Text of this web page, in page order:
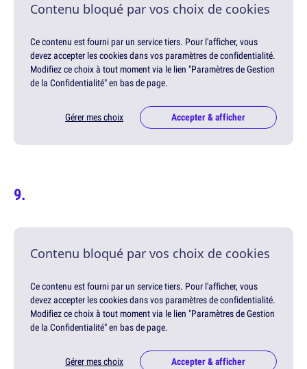
Contenu bloqué par vos choix de cookies
Ce contenu est fourni par un service tiers. Pour l'afficher, vous
devez accepter les cookies dans vos paramètres de confidentialité.
Modifiez ce choix à tout moment via le lien "Paramètres de Gestion
de la Confidentialité" en bas de page.
Gérer mes choix Accepter & afficher
Contenu bloqué par vos choix de cookies
Ce contenu est fourni par un service tiers. Pour l'afficher, vous
devez accepter les cookies dans vos paramètres de confidentialité.
Modifiez ce choix à tout moment via le lien "Paramètres de Gestion
de la Confidentialité" en bas de page.
Gérer mes choix Accepter & afficher